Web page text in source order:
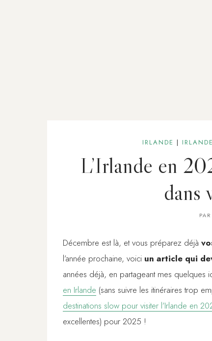
IRLANDE |
L’Irlande en
dans
PAR
Décembre est là, et vous préparez déjà
l’année prochaine, voici un article qui
années déjà, en partageant mes quelques
en Irlande (sans suivre les itinéraires trop
destinations slow pour visiter l’Irlande en
excellentes) pour 2025 !